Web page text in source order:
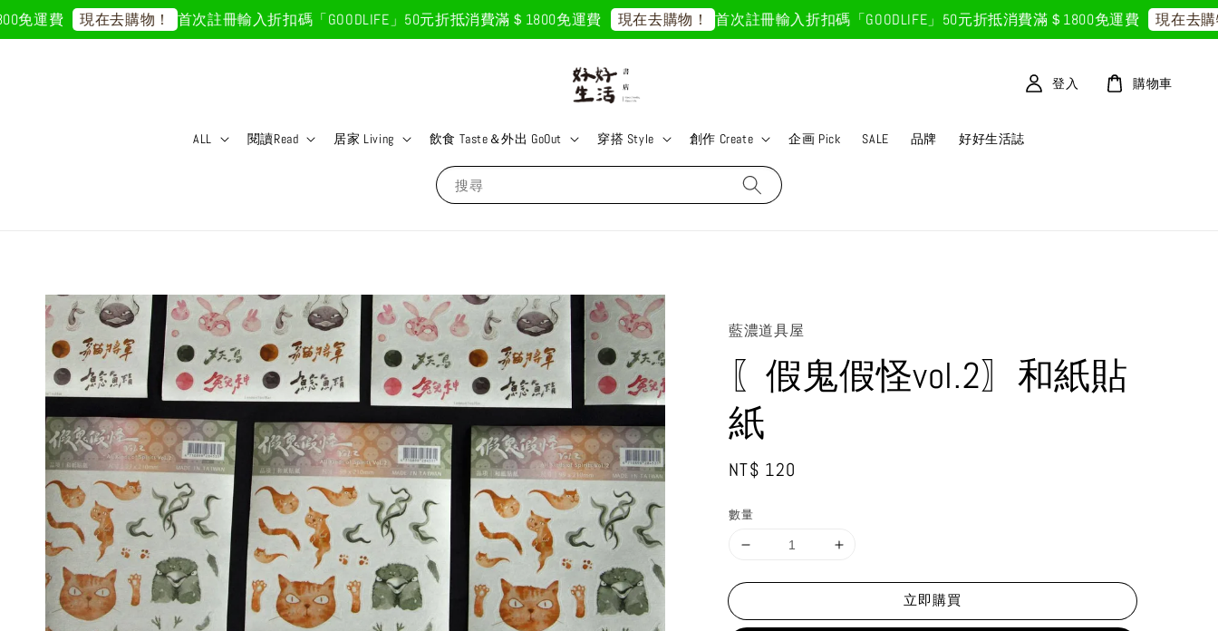
運費 現在去購物！ 首次註冊輸入折扣碼「GOODLIFE」50元折抵消費滿＄1800免運費 現在去購物！ 首次註冊輸入折扣碼「GOODLIFE」50元折抵消費滿＄1800免運費 現在去購物！
搜尋
ALL 閱讀Read 居家 Living 飲食 Taste＆外出 GoOut 穿搭 Style 創作 Create 企画 Pick SALE 品牌 好好生活誌
登入 購物車
藍濃道具屋
〖假鬼假怪vol.2〗和紙貼
紙
Regular
NT$ 120
數量
立即購買